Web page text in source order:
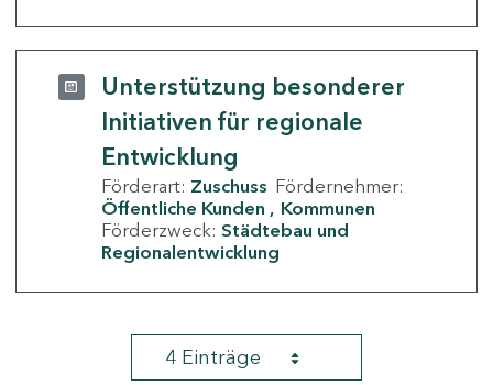
Unterstützung besonderer
Initiativen für regionale
Entwicklung
Förderart: Zuschuss Fördernehmer:
Öffentliche Kunden
Kommunen
Förderzweck: Städtebau und
Regionalentwicklung
4 Einträge